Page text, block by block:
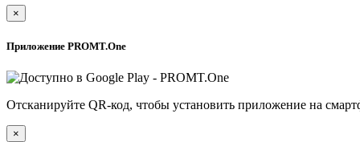
×
Приложение PROMT.One
Отсканируйте QR-код, чтобы установить приложение на
×